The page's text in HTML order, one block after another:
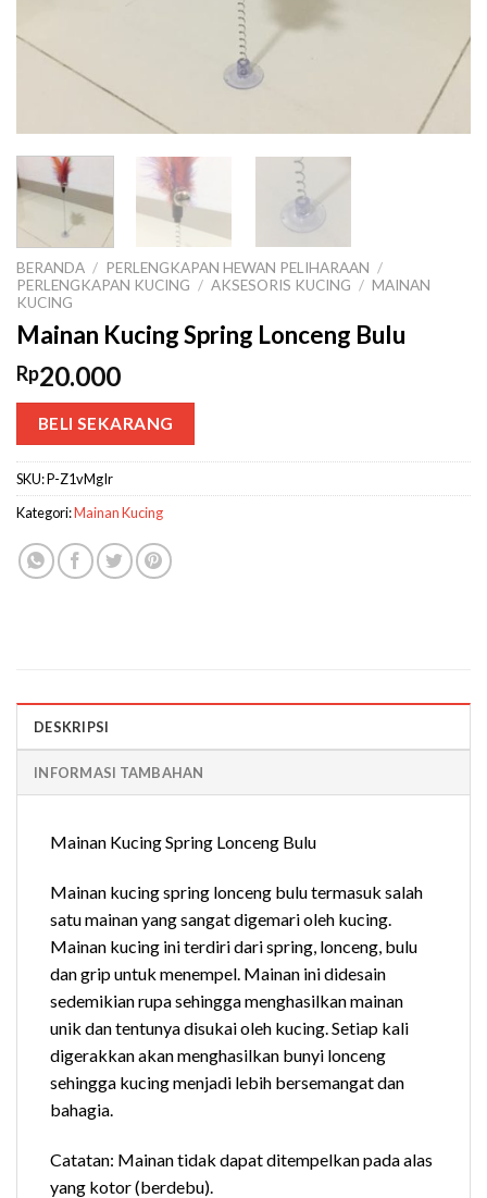
BERANDA / PERLENGKAPAN HEWAN PELIHARAAN /
PERLENGKAPAN KUCING / AKSESORIS KUCING / MAINAN
KUCING
Mainan Kucing Spring Lonceng Bulu
Rp20.000
BELI SEKARANG
SKU:P-Z1vMgIr
Kategori:Mainan Kucing
DESKRIPSI
INFORMASI TAMBAHAN
Mainan Kucing Spring Lonceng Bulu
Mainan kucing spring lonceng bulu termasuk salah
satu mainan yang sangat digemari oleh kucing.
Mainan kucing ini terdiri dari spring, lonceng, bulu
dan grip untuk menempel. Mainan ini didesain
sedemikian rupa sehingga menghasilkan mainan
unik dan tentunya disukai oleh kucing. Setiap kali
digerakkan akan menghasilkan bunyi lonceng
sehingga kucing menjadi lebih bersemangat dan
bahagia.
Catatan: Mainan tidak dapat ditempelkan pada alas
yang kotor (berdebu).